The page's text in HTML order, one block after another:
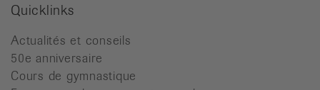
Quicklinks
Actualités et conseils
50e anniversaire
Cours de gymnastique